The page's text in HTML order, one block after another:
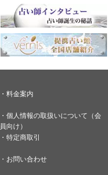
・料金案内
・個人情報の取扱いについて（会
員向け）
・特定商取引
・お問い合わせ